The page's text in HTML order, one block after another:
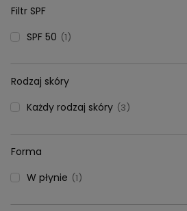
Filtr SPF
SPF 50
1
Rodzaj skóry
Każdy rodzaj skóry
3
Forma
W płynie
1